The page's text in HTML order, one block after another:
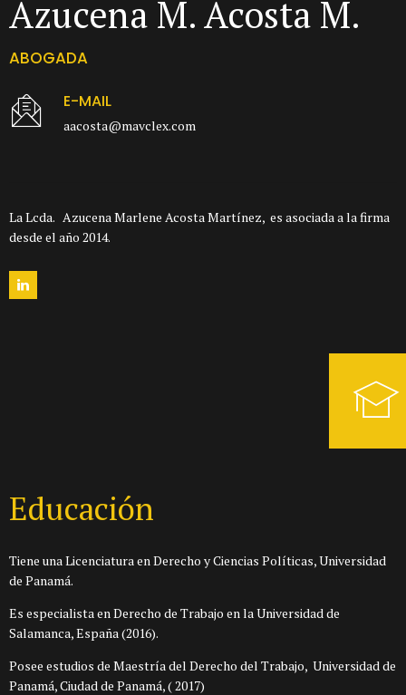
Azucena M. Acosta M.
ABOGADA
E-MAIL
aacosta@mavclex.com
La Lcda. Azucena Marlene Acosta Martínez, es asociada a la firma
desde el año 2014.
Educación
Tiene una Licenciatura en Derecho y Ciencias Políticas, Universidad
de Panamá.
Es especialista en Derecho de Trabajo en la Universidad de
Salamanca, España (2016).
Posee estudios de Maestría del Derecho del Trabajo, Universidad de
Panamá, Ciudad de Panamá, ( 2017)